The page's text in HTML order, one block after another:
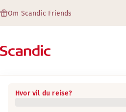
Om Scandic Friends
Hvor vil du reise?